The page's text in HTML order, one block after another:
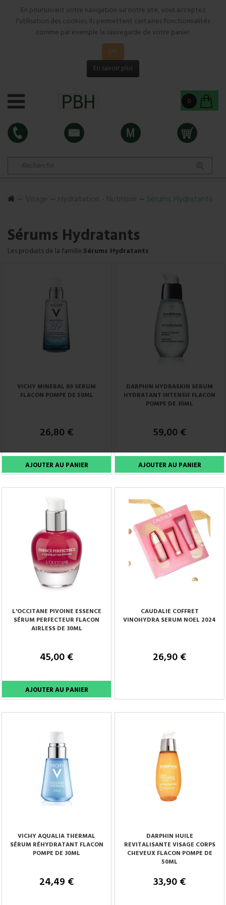
En poursuivant votre navigation sur notre site, vous acceptez
l’utilisation des cookies. Ils permettent certaines fonctionnalités
comme par exemple la sauvegarde de votre panier.
OK
En savoir plus
0
Sérums Hydratants
Sérums Hydratants
Les produits de la famille:Sérums Hydratants
VICHY MINERAL 89 SERUM
FLACON POMPE DE 50ML
26,80 €
DARPHIN HYDRASKIN SERUM
HYDRATANT INTENSIF FLACON
POMPE DE 30ML
59,00 €
L'OCCITANE PIVOINE ESSENCE
SÉRUM PERFECTEUR FLACON
AIRLESS DE 30ML
45,00 €
CAUDALIE COFFRET
VINOHYDRA SERUM NOEL 2024
26,90 €
VICHY AQUALIA THERMAL
SÉRUM RÉHYDRATANT FLACON
POMPE DE 30ML
24,49 €
DARPHIN HUILE
REVITALISANTE VISAGE CORPS
CHEVEUX FLACON POMPE DE
50ML
33,90 €